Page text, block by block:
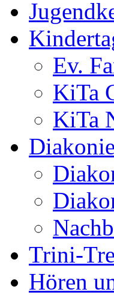
Ev.
KiTa
KiTa
Diakonie
Trini-
Hören